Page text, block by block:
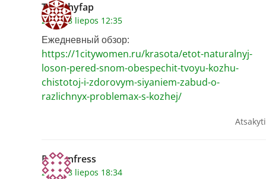
Timothyfap
2026 18 liepos 12:35
Ежедневный обзор:
https://1citywomen.ru/krasota/etot-naturalnyj-
loson-pered-snom-obespechit-tvoyu-kozhu-
chistotoj-i-zdorovym-siyaniem-zabud-o-
razlichnyx-problemax-s-kozhej/
Atsakyti
Romanfress
2026 18 liepos 18:34